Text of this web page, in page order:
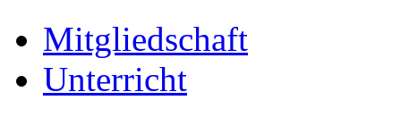
Mitgliedschaft
Unterricht